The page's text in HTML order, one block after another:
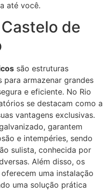
até você.
de
são estruturas
para armazenar grandes
e eficiente. No Rio
se destacam como a
vantagens exclusivas.
garantem
e intempéries, sendo
sulista, conhecida por
Além disso, os
uma instalação
uma solução prática